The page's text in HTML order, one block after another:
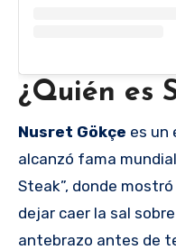
¿Quién es
Nusret Gökçe es un
alcanzó fama
Steak”, donde
dejar caer la sal
antebrazo antes de